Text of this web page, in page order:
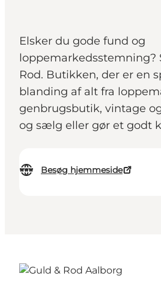
Elsker du gode fund og
loppemarkedsstemning?
Rod. Butikken, der er en
blanding af alt fra
genbrugsbutik, vintage
og sælg eller gør et godt
Besøg hjemmeside